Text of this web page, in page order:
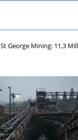
St George Mining: 11,3